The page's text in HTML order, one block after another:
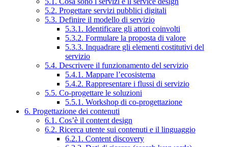
5.2. Progettare servizi pubblici digitali
5.3. Definire il modello di servizio
5.3.1. Identificare gli attori coinvolti
5.3.2. Formulare la proposta di valore
5.3.3. Inquadrare gli elementi costitutivi del
servizio
5.4. Descrivere il funzionamento del servizio
5.4.1. Mappare l’ecosistema
5.4.2. Rappresentare i flussi di servizio
5.5. Co-progettare le soluzioni
5.5.1. Workshop di co-progettazione
6. Progettazione dei contenuti
6.1. Cos’è il content design
6.2. Ricerca utente sui contenuti e il linguaggio
6.2.1. Content discovery